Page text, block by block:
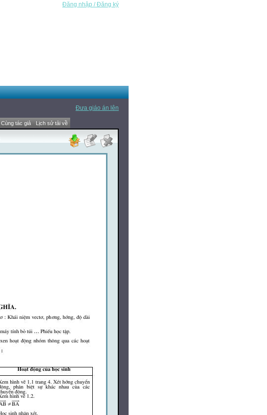
Đăng nhập / Đăng ký
Đưa giáo án lên
Cùng tác giả Lịch sử tải về